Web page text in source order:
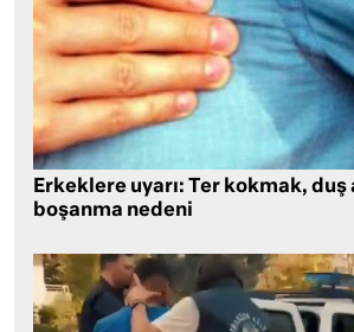
Erkeklere uyarı: Ter kokmak,
boşanma nedeni